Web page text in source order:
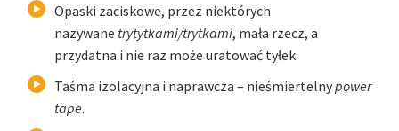
Opaski zaciskowe, przez niektórych
nazywane trytytkami/trytkami, mała rzecz, a
przydatna i nie raz może uratować tyłek.
Taśma izolacyjna i naprawcza – nieśmiertelnypower
tape.